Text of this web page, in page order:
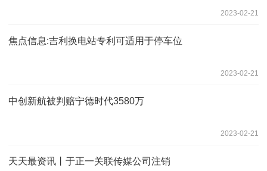
2023-02-21
焦点信息:吉利换电站专利可适用于停车位
2023-02-21
中创新航被判赔宁德时代3580万
2023-02-21
天天最资讯丨于正一关联传媒公司注销